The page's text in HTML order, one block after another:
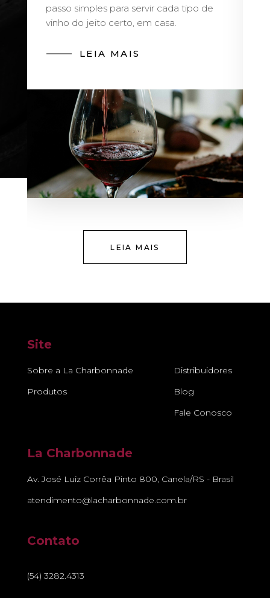
passo simples para servir cada tipo de
vinho do jeito certo, em casa.
LEIA MAIS
LEIA MAIS
Site
Sobre a La Charbonnade
Produtos
Distribuidores
Blog
Fale Conosco
La Charbonnade
Av. José Luiz Corrêa Pinto 800, Canela/RS - Brasil
atendimento@lacharbonnade.com.br
Contato
(54) 3282.4313